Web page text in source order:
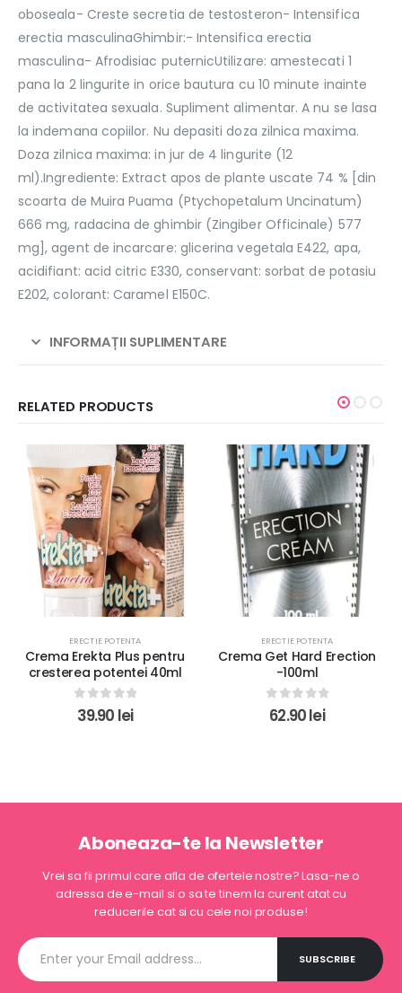
oboseala- Creste secretia de testosteron- Intensifica
erectia masculinaGhimbir:- Intensifica erectia
masculina- Afrodisiac puternicUtilizare: amestecati 1
pana la 2 lingurite in orice bautura cu 10 minute inainte
de activitatea sexuala. Supliment alimentar. A nu se lasa
la indemana copiilor. Nu depasiti doza zilnica maxima.
Doza zilnica maxima: in jur de 4 lingurite (12
ml).Ingrediente: Extract apos de plante uscate 74 % [din
scoarta de Muira Puama (Ptychopetalum Uncinatum)
666 mg, radacina de ghimbir (Zingiber Officinale) 577
mg], agent de incarcare: glicerina vegetala E422, apa,
acidifiant: acid citric E330, conservant: sorbat de potasiu
E202, colorant: Caramel E150C.
INFORMAȚII SUPLIMENTARE
RELATED PRODUCTS
ERECTIE POTENTA
Crema Get Hard Erection
-100ml
0out of 5
62.90lei
ERECTIE POTENTA
Crema pentru erectie Porn
Star 50ml
0out of 5
64.90lei
Aboneaza-te la Newsletter
Vrei sa fii primul care afla de ofertele nostre? Lasa-ne o
adressa de e-mail si o sa te tinem la curent atat cu
reducerile cat si cu cele noi produse!